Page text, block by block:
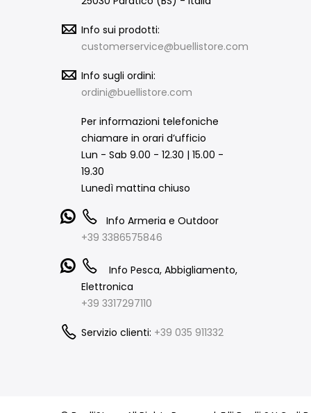
Info sui prodotti:
customerservice@buellistore.com
Info sugli ordini:
ordini@buellistore.com
Per informazioni telefoniche
chiamare in orari d’ufficio
Lun - Sab 9.00 - 12.30 | 15.00 -
19.30
Lunedì mattina chiuso
Info Armeria e Outdoor
+39 3386575846
Info Pesca, Abbigliamento,
Elettronica
+39 3317297110
Servizio clienti: +39 035 911332